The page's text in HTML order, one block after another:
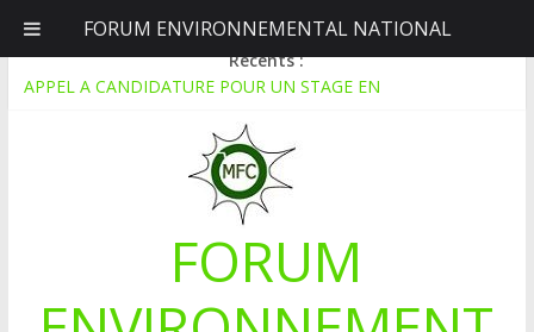
vendredi, août 7, 2026
Récents :
APPEL A CANDIDATURE POUR UN STAGE EN
Le blogging au service de l’écologie : Benbere montre la voie
Inondations : le Mali déclare l’état de catastrophe nationale
Mali-Folkecenter Nyetaa initie 20 jeunes à la protection de
À Garalo, l’Association des personnes handicapées lutte contre
le déboisement grâce au tissage métallique
FORUM
FORUM ENVIRONNEMENTAL NATIONAL